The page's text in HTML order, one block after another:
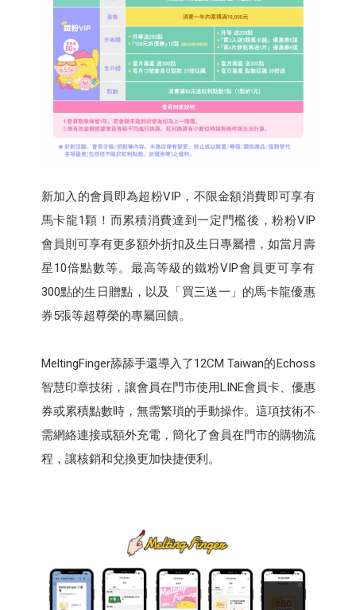
新加入的會員即為超粉VIP，不限金額消費即可享有
馬卡龍1顆！而累積消費達到一定門檻後，粉粉VIP
會員則可享有更多額外折扣及生日專屬禮，如當月壽
星10倍點數等。最高等級的鐵粉VIP會員更可享有
300點的生日贈點，以及「買三送一」的馬卡龍優惠
券5張等超尊榮的專屬回饋。
MeltingFinger舔舔手還導入了12CM Taiwan的Echoss
智慧印章技術，讓會員在門市使用LINE會員卡、優惠
券或累積點數時，無需繁瑣的手動操作。這項技術不
需網絡連接或額外充電，簡化了會員在門市的購物流
程，讓核銷和兌換更加快捷便利。